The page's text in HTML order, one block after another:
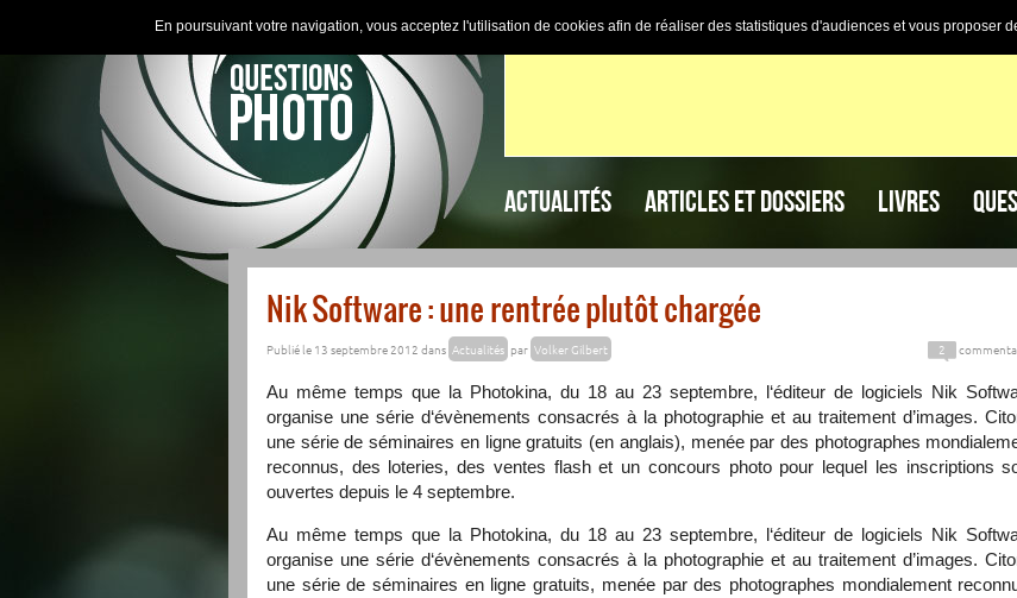
ACTUALITÉS ARTICLES ET DOSSIERS LIVRES
Nik Software : une rentrée plutôt chargée
Publié le 13 septembre 2012 dans Actualités par Volker Gilbert 2
Au même temps que la Photokina, du 18 au 23 septembre, l‘éditeur de logiciels Nik
organise une série d‘évènements consacrés à la photographie et au traitement d’images.
une série de séminaires en ligne gratuits (en anglais), menée par des photographes
reconnus, des loteries, des ventes flash et un concours photo pour lequel les inscriptions
ouvertes depuis le 4 septembre.
Au même temps que la Photokina, du 18 au 23 septembre, l‘éditeur de logiciels Nik
organise une série d‘évènements consacrés à la photographie et au traitement d’images.
une série de séminaires en ligne gratuits, menée par des photographes mondialement
En poursuivant votre navigation, vous acceptez l'utilisation de cookies afin de réaliser des statistiques d'audiences et vous proposer